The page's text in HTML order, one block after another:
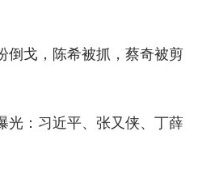
倒戈，陈希被抓，蔡奇被剪
光：习近平、张又侠、丁薛